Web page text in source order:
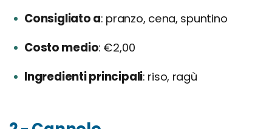
Consigliato a pranzo, cena, spuntino
Costo medio €2,00
Ingredienti principali riso, ragù